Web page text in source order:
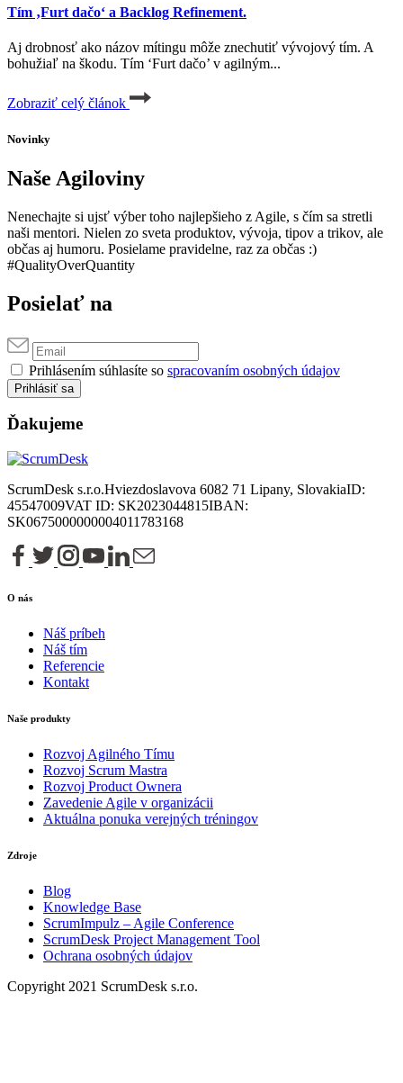
Tím ‚Furt dačo‘ a Backlog Refinement.
Aj drobnosť ako názov mítingu môže znechutiť vývojový tím. A
bohužiaľ na škodu. Tím ‘Furt dačo’ v agilným...
Zobraziť celý článok
Novinky
Naše Agiloviny
Nenechajte si ujsť výber toho najlepšieho z Agile, s čím sa stretli
naši mentori. Nielen zo sveta produktov, vývoja, tipov a trikov, ale
občas aj humoru. Posielame pravidelne, raz za občas :)
#QualityOverQuantity
Posielať na
Prihlásením súhlasíte so spracovaním osobných údajov
Prihlásiť sa
Ďakujeme
ScrumDesk s.r.o.Hviezdoslavova 6082 71 Lipany, SlovakiaID:
45547009VAT ID: SK2023044815IBAN:
SK0675000000004011783168
O nás
Náš príbeh
Náš tím
Referencie
Kontakt
Naše produkty
Rozvoj Agilného Tímu
Rozvoj Scrum Mastra
Rozvoj Product Ownera
Zavedenie Agile v organizácii
Aktuálna ponuka verejných tréningov
Zdroje
Blog
Knowledge Base
ScrumImpulz – Agile Conference
ScrumDesk Project Management Tool
Ochrana osobných údajov
Copyright 2021 ScrumDesk s.r.o.